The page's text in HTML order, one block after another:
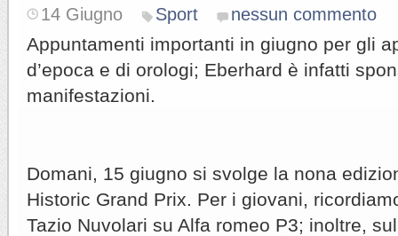
14 Giugno Sport nessun commento
Appuntamenti importanti in giugno per gli
d’epoca e di orologi; Eberhard è infatti
manifestazioni.
Domani, 15 giugno si svolge la nona
Historic Grand Prix. Per i giovani,
Tazio Nuvolari su Alfa romeo P3; inoltre,